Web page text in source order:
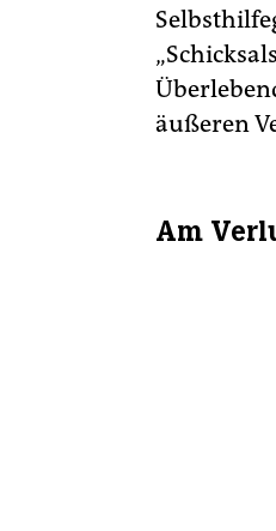
äußeren
Am